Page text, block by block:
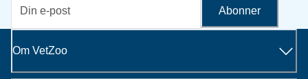
Abonner
Om VetZoo